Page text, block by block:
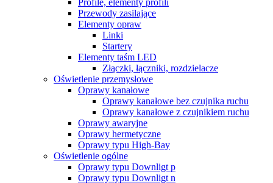
Profile, elementy profili
Przewody zasilające
Elementy opraw
Linki
Startery
Elementy taśm LED
Złączki, łączniki, rozdzielacze
Oświetlenie przemysłowe
Oprawy kanałowe
Oprawy kanałowe bez czujnika ruchu
Oprawy kanałowe z czujnikiem ruchu
Oprawy awaryjne
Oprawy hermetyczne
Oprawy typu High-Bay
Oświetlenie ogólne
Oprawy typu Downligt p
Oprawy typu Downligt n